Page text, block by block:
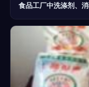
食品工厂中洗涤剂、